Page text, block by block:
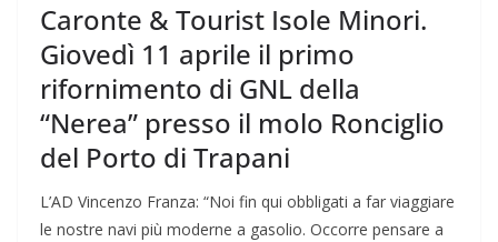
Caronte & Tourist Isole Minori.
Giovedì 11 aprile il primo
rifornimento di GNL della
“Nerea” presso il molo Ronciglio
del Porto di Trapani
L’AD Vincenzo Franza: “Noi fin qui obbligati a far viaggiare
le nostre navi più moderne a gasolio. Occorre pensare a